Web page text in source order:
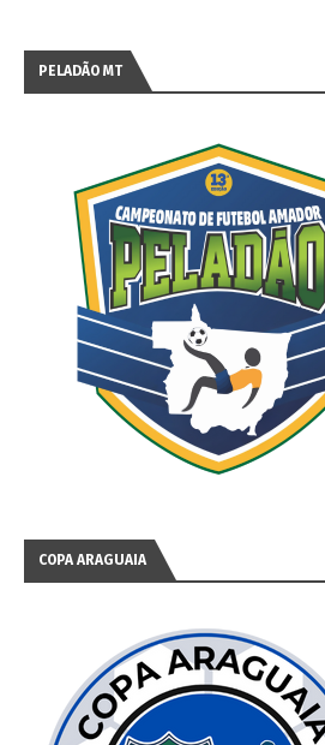
PELADÃO MT
COPA ARAGUAIA